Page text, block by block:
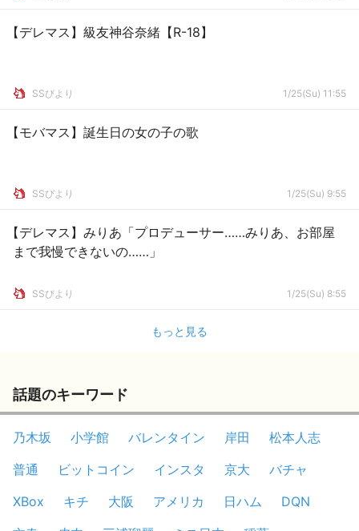
【デレマス】級友神谷奈緒【R-18】
SSびより 1/25(Su) 11:55
【モバマス】誕生日の女の子の歌
SSびより 1/25(Su) 9:55
【デレマス】みりあ「プロデューサー……みりあ、お部屋
まで我慢できないの……」
SSびより 1/25(Su) 8:55
もっと見る
話題のキーワード
乃木坂 小学館 バレンタイン 岸田
松本人志
普通
ビットコイン インスタ 京大
バチャ
XBox
キチ 大阪 アメリカ 日ハム
DQN